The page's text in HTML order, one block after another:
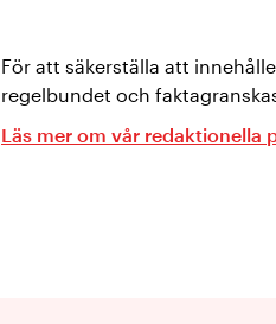
För att säkerställa att
regelbundet och
Läs mer om vår redaktionella